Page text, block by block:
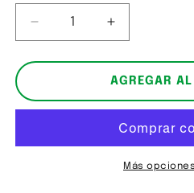
Reducir
cantidad
para
Miel
Aumentar
cantidad
para
Própolis
Miel
AGREGAR
Más